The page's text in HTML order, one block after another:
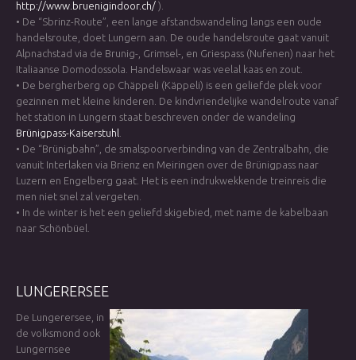
http://www.bruenigindoor.ch/ ).
• De “Sbrinz-Route”, een lange afstandswandeling langs een oude
handelsroute, doet Lungern aan. De oude handelsroute gaat vanuit
Alpnachstad via de Brunig-, Grimsel-, en Griespass (Nufenen) naar het
Italiaanse Domodossola. Handelswaar was veelal kaas en zout.
• De bergherberg op Chäppeli (Käppeli) is een geliefde plek voor
gezinnen met kleine kinderen. De kindvriendelijke wandelroute vanaf
het station in Lungern staat beschreven onder de wandeling
Brünigpass-Kaiserstuhl
• De “Brünigbahn”, de smalspoorverbinding van de Zentralbahn, die
vanuit Interlaken via Brienz en Meiringen over de Brünigpass naar
Luzern en Engelberg gaat. Het is een indrukwekkende treinreis die
men niet snel zal vergeten.
• In de winter is het een geliefd skigebied, met name de kabelbaan
naar Schönbüel.
LUNGERERSEE
De Lungerersee, in
de volksmond ook
Lungernsee